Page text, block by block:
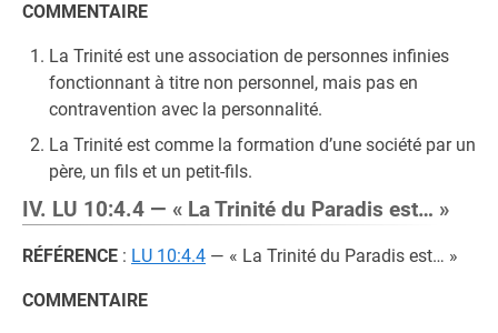
COMMENTAIRE
La Trinité est une association de personnes infinies
fonctionnant à titre non personnel, mais pas en
contravention avec la personnalité.
La Trinité est comme la formation d’une société par un
père, un fils et un petit-fils.
IV. LU 10:4.4 — « La Trinité du Paradis est… »
RÉFÉRENCE : LU 10:4.4 — « La Trinité du Paradis est… »
COMMENTAIRE